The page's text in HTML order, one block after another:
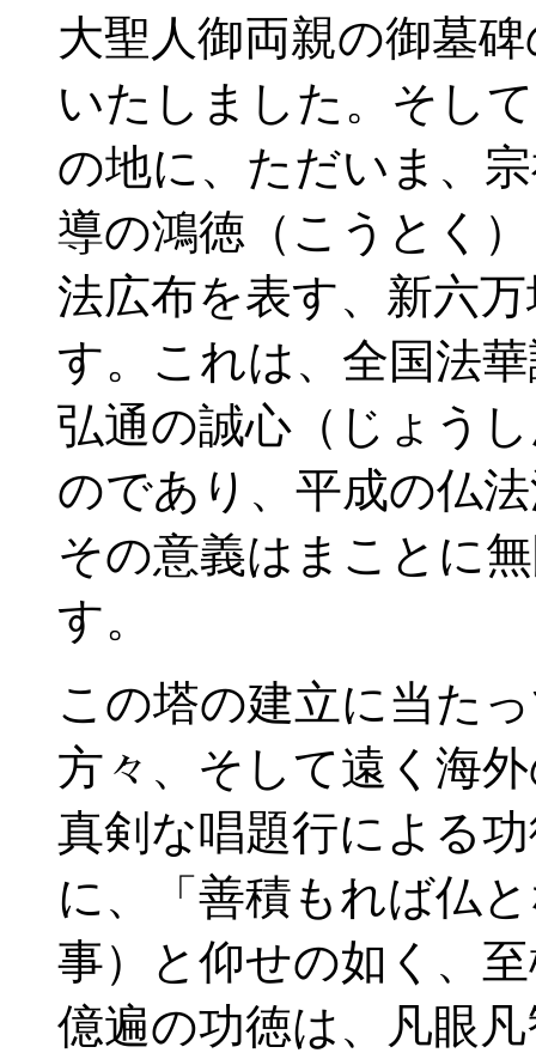
大聖人御両親の御墓
いたしました。そし
の地に、ただいま、
導の鴻徳（こうとく
法広布を表す、新六
す。これは、全国法
弘通の誠心（じょう
のであり、平成の仏
その意義はまことに
す。
この塔の建立に当た
方々、そして遠く海
真剣な唱題行による
に、「善積もれば仏
事）と仰せの如く、
億遍の功徳は、凡眼